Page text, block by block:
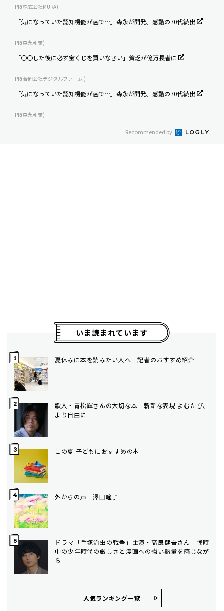
PR(株式会社MURA)
「気になっていた認知機能が菌で…」森永が開発。感動の70代続出
PR(森永乳業)
「〇〇した後に必ず宝くじを買いなさい」貧乏が億万長者に
PR(合同会社デジタルファーム )
「気になっていた認知機能が菌で…」森永が開発。感動の70代続出
PR(森永乳業)
Recommended by
いま読まれています
夏休みに本を読みたい人へ 記者のおすすめ紹介
歌人・青松輝さんの大切な本 斬新な表現 よむたび、
より自由に
この夏 子どもにおすすめの本
外からの声 澤田瞳子
ドラマ「手塚治虫の戦争」主演・高良健吾さん 戦時
中の少年時代の厳しさと漫画への強い熱量を感じなが
ら
人気ランキング⼀覧